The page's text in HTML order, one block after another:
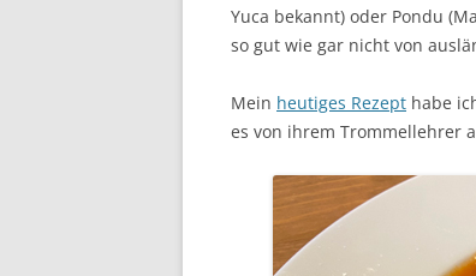
Yuca bekannt) oder Pondu
so gut wie gar nicht von
Mein heutiges Rezept habe
es von ihrem Trommellehrer